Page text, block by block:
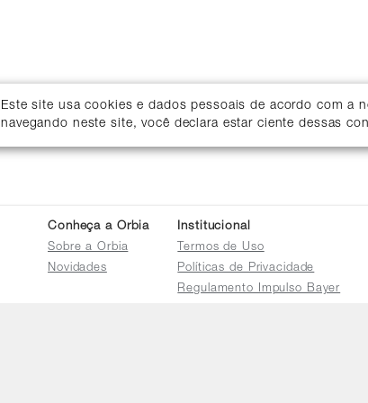
Este site usa cookies e dados pessoais de acordo com a
navegando neste site, você declara estar ciente dessas
Conheça a Orbia
Sobre a Orbia
Novidades
Institucional
Termos de Uso
Políticas de Privacidade
Regulamento Impulso Bayer